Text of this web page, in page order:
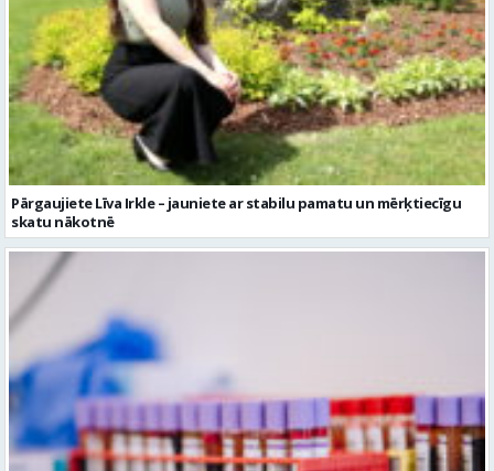
Pārgaujiete Līva Irkle – jauniete ar stabilu pamatu un mērķtiecīgu
skatu nākotnē